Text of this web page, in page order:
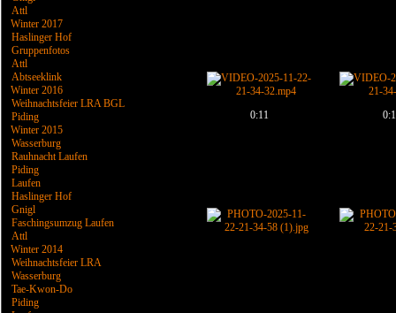
Attl
Winter 2017
Haslinger Hof
Gruppenfotos
Attl
Abtseeklink
Winter 2016
Weihnachtsfeier LRA BGL
Piding
Winter 2015
Wasserburg
Rauhnacht Laufen
Piding
Laufen
Haslinger Hof
Gnigl
Faschingsumzug Laufen
Attl
Winter 2014
Weihnachtsfeier LRA
Wasserburg
Tae-Kwon-Do
Piding
0:11